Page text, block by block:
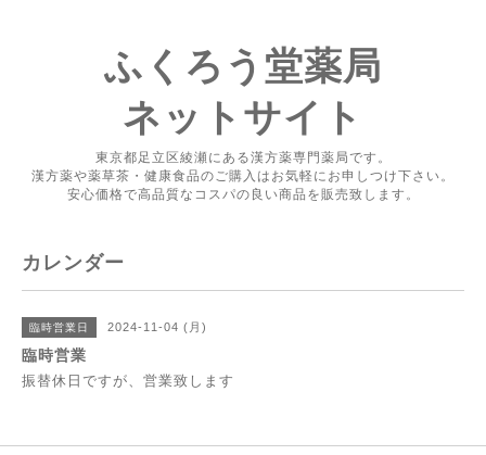
ふくろう堂薬局
ネットサイト
東京都足立区綾瀬にある漢方薬専門薬局です。
漢方薬や薬草茶・健康食品のご購入はお気軽にお申しつけ下さい。
安心価格で高品質なコスパの良い商品を販売致します。
カレンダー
臨時営業日 2024-11-04 (月)
臨時営業
振替休日ですが、営業致します